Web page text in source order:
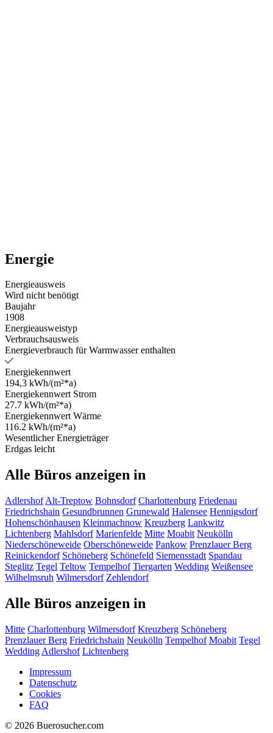
Energie
Energieausweis
Wird nicht benötigt
Baujahr
1908
Energieausweistyp
Verbrauchsausweis
Energieverbrauch für Warmwasser enthalten
Energiekennwert
194,3 kWh/(m²*a)
Energiekennwert Strom
27.7 kWh/(m²*a)
Energiekennwert Wärme
116.2 kWh/(m²*a)
Wesentlicher Energieträger
Erdgas leicht
Alle Büros anzeigen in
Adlershof Alt-Treptow Bohnsdorf Charlottenburg Friedenau
Friedrichshain Gesundbrunnen Grunewald Halensee Hennigsdorf
Hohenschönhausen Kleinmachnow Kreuzberg Lankwitz
Lichtenberg Mahlsdorf Marienfelde Mitte Moabit Neukölln
Niederschöneweide Oberschöneweide Pankow Prenzlauer Berg
Reinickendorf Schöneberg Schönefeld Siemensstadt Spandau
Steglitz Tegel Teltow Tempelhof Tiergarten Wedding Weißensee
Wilhelmsruh Wilmersdorf Zehlendorf
Alle Büros anzeigen in
Mitte Charlottenburg Wilmersdorf Kreuzberg Schöneberg
Prenzlauer Berg Friedrichshain Neukölln Tempelhof Moabit Tegel
Wedding Adlershof Lichtenberg
Impressum
Datenschutz
Cookies
FAQ
© 2026 Buerosucher.com